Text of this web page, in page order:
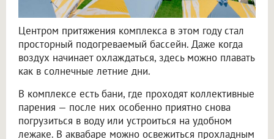
Центром притяжения комплекса в этом году стал
просторный подогреваемый бассейн. Даже когда
воздух начинает охлаждаться, здесь можно плавать
как в солнечные летние дни.
В комплексе есть бани, где проходят коллективные
парения — после них особенно приятно снова
погрузиться в воду или устроиться на удобном
лежаке. В аквабаре можно освежиться прохладным